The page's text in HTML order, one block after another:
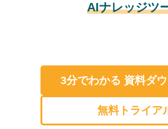
AIナレッジツ
3分でわかる 資料ダ
無料トライア